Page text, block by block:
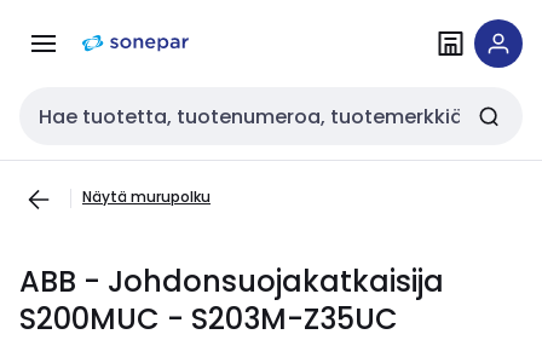
navigointiinsisältöön
Haku
Näytä murupolku
ABB - Johdonsuojakatkaisija
S200MUC - S203M-Z35UC